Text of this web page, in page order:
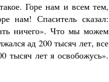
Горе нам и всем тем,
нам! Спаситель сказал:
ничего». Что мы можем
ад 200 тысяч лет, все
тысяч лет я освобожусь».